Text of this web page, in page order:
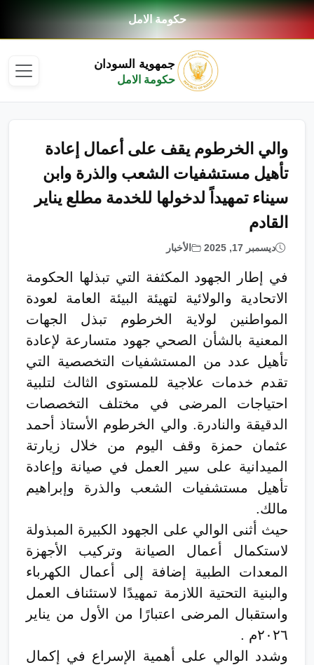
حكومة الامل
جمهوية السودان
حكومة الامل
والي الخرطوم يقف على أعمال إعادة
تأهيل مستشفيات الشعب والذرة وابن
سيناء تمهيداً لدخولها للخدمة مطلع يناير
القادم
ديسمبر 17, 2025 الأخبار
في إطار الجهود المكثفة التي تبذلها الحكومة
الاتحادية والولائية لتهيئة البيئة العامة لعودة
المواطنين لولاية الخرطوم تبذل الجهات
المعنية بالشأن الصحي جهود متسارعة لإعادة
تأهيل عدد من المستشفيات التخصصية التي
تقدم خدمات علاجية للمستوى الثالث لتلبية
احتياجات المرضى في مختلف التخصصات
الدقيقة والنادرة. والي الخرطوم الأستاذ أحمد
عثمان حمزة وقف اليوم من خلال زيارتة
الميدانية على سير العمل في صيانة وإعادة
تأهيل مستشفيات الشعب والذرة وإبراهيم
مالك.
حيث أثنى الوالي على الجهود الكبيرة المبذولة
لاستكمال أعمال الصيانة وتركيب الأجهزة
المعدات الطبية إضافة إلى أعمال الكهرباء
والبنية التحتية اللازمة تمهيدًا لاستئناف العمل
واستقبال المرضى اعتبارًا من الأول من يناير
٢٠٢٦م .
وشدد الوالي على أهمية الإسراع في إكمال